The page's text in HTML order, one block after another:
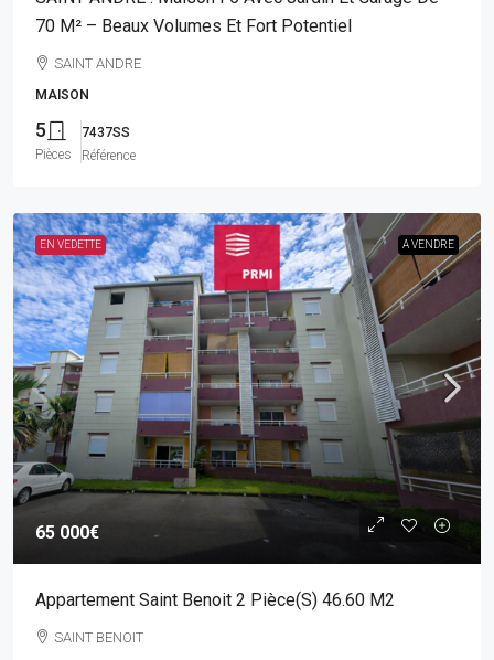
70 M² – Beaux Volumes Et Fort Potentiel
SAINT ANDRE
MAISON
5
Pièces
7437SS
Référence
EN VEDETTE A VENDRE
65 000€
Appartement Saint Benoit 2 Pièce(s) 46.60 M2
SAINT BENOIT